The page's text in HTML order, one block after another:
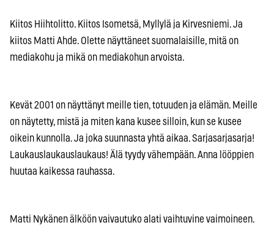
Kiitos Hiihtolitto. Kiitos Isometsä, Myllylä ja Kirvesniemi. Ja
kiitos Matti Ahde. Olette näyttäneet suomalaisille, mitä on
mediakohu ja mikä on mediakohun arvoista.
Kevät 2001 on näyttänyt meille tien, totuuden ja elämän. Meille
on näytetty, mistä ja miten kana kusee silloin, kun se kusee
oikein kunnolla. Ja joka suunnasta yhtä aikaa. Sarjasarjasarja!
Laukauslaukauslaukaus! Älä tyydy vähempään. Anna lööppien
huutaa kaikessa rauhassa.
Matti Nykänen älköön vaivautuko alati vaihtuvine vaimoineen.